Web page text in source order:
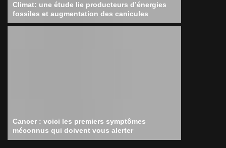
Climat: une étude lie producteurs d’énergies
fossiles et augmentation des canicules
Cancer : voici les premiers symptômes
méconnus qui doivent vous alerter